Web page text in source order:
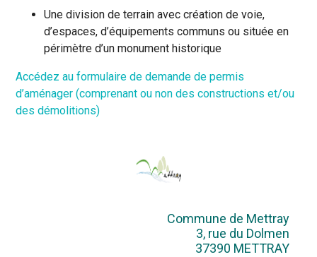
Une division de terrain avec création de voie,
d’espaces, d’équipements communs ou située en
périmètre d’un monument historique
Accédez au formulaire de demande de permis
d’aménager (comprenant ou non des constructions et/ou
des démolitions)
Commune de Mettray
3, rue du Dolmen
37390 METTRAY